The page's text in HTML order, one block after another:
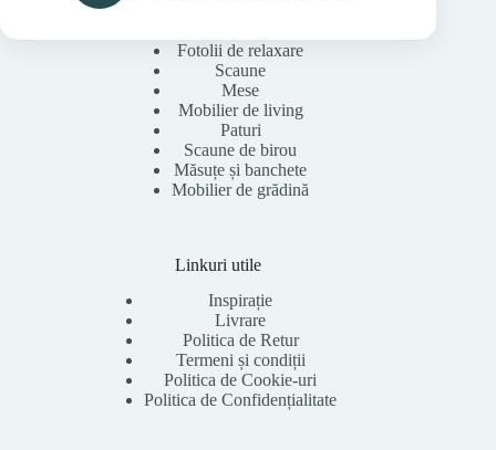
Fotolii de relaxare
Scaune
Mese
Mobilier de living
Paturi
Scaune de birou
Măsuțe și banchete
Mobilier de grădină
Linkuri utile
Inspirație
Livrare
Politica de Retur
Termeni și condiții
Politica de Cookie-uri
Politica de Confidențialitate